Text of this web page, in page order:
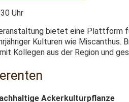
Uhr
bietet eine Plattform
Kulturen wie Miscanthus.
mit Kollegen aus der Region und
Ackerkulturpflanze